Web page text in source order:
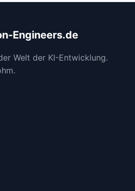
Engineers.de
Welt der KI-Entwicklung.